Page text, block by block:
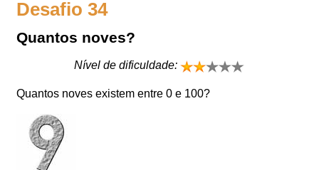
Desafio 34
Quantos noves?
Nível de dificuldade:
Quantos noves existem entre 0 e 100?